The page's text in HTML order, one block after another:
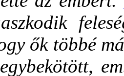
ők többé